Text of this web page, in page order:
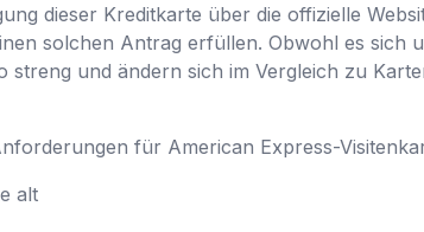
dieser Kreditkarte über die offizielle
solchen Antrag erfüllen. Obwohl es sich
streng und ändern sich im Vergleich zu
für American Express-
alt